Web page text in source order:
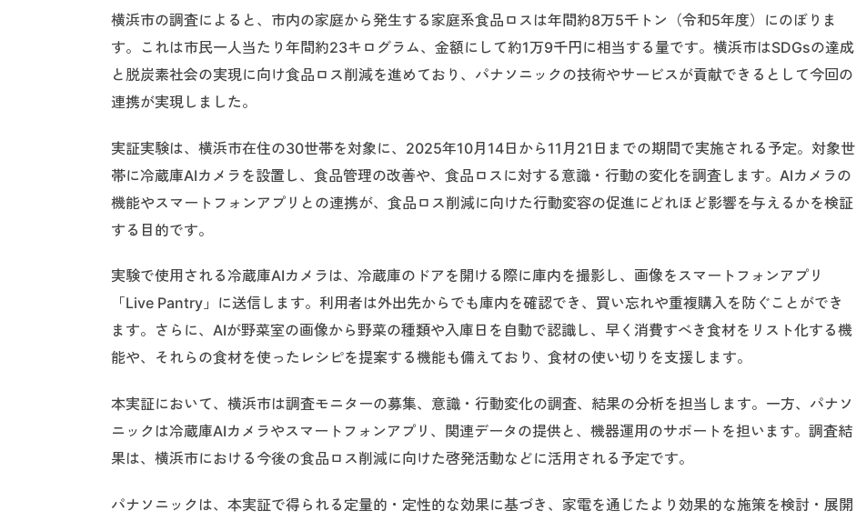
横浜市の調査によると、市内の家庭から発生する家庭系食品ロスは年間約8万5千トン（令和5年度）にのぼりま
す。これは市民一人当たり年間約23キログラム、金額にして約1万9千円に相当する量です。横浜市はSDGsの達成
と脱炭素社会の実現に向け食品ロス削減を進めており、パナソニックの技術やサービスが貢献できるとして今回の
連携が実現しました。
実証実験は、横浜市在住の30世帯を対象に、2025年10月14日から11月21日までの期間で実施される予定。対象世
帯に冷蔵庫AIカメラを設置し、食品管理の改善や、食品ロスに対する意識・行動の変化を調査します。AIカメラの
機能やスマートフォンアプリとの連携が、食品ロス削減に向けた行動変容の促進にどれほど影響を与えるかを検証
する目的です。
実験で使用される冷蔵庫AIカメラは、冷蔵庫のドアを開ける際に庫内を撮影し、画像をスマートフォンアプリ
「Live Pantry」に送信します。利用者は外出先からでも庫内を確認でき、買い忘れや重複購入を防ぐことができ
ます。さらに、AIが野菜室の画像から野菜の種類や入庫日を自動で認識し、早く消費すべき食材をリスト化する機
能や、それらの食材を使ったレシピを提案する機能も備えており、食材の使い切りを支援します。
本実証において、横浜市は調査モニターの募集、意識・行動変化の調査、結果の分析を担当します。一方、パナソ
ニックは冷蔵庫AIカメラやスマートフォンアプリ、関連データの提供と、機器運用のサポートを担います。調査結
果は、横浜市における今後の食品ロス削減に向けた啓発活動などに活用される予定です。
パナソニックは、本実証で得られる定量的・定性的な効果に基づき、家電を通じたより効果的な施策を検討・展開